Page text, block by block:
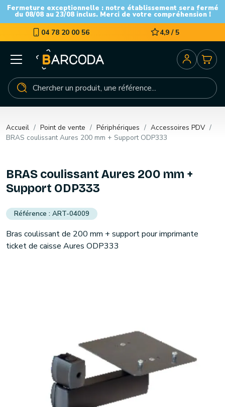
Fermeture exceptionnelle : notre établissement sera fermé
du 08/08 au 23/08 inclus. Merci de votre compréhension !
04 78 20 00 56 4,9 / 5
Accueil Point de vente Périphériques
Accessoires PDV
BRAS coulissant Aures 200 mm + Support ODP333
BRAS coulissant Aures 200 mm +
Support ODP333
ART-04009
Bras coulissant de 200 mm + support pour imprimante
ticket de caisse Aures ODP333